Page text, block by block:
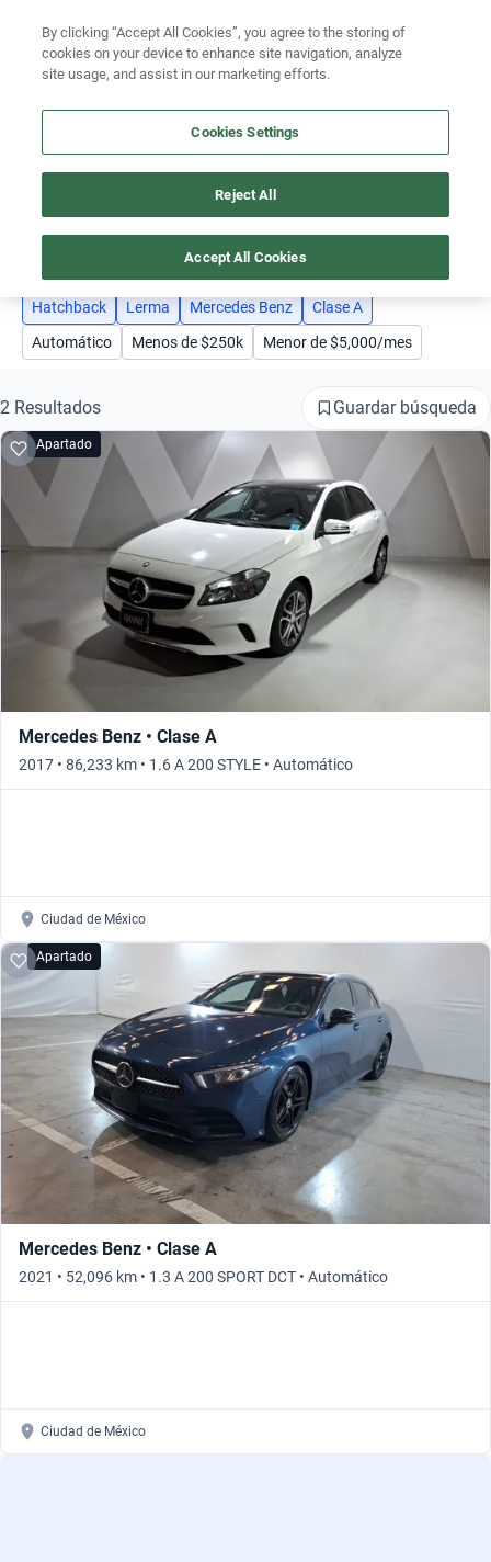
Ubicación
AUTOS MERCEDES BENZ CLASE A LERMA HATCHBACK
Busca por versión
Busca por año
Busca por marca
Busca por modelo
Busca por versión
Busca por año
4
Hatchback Lerma Mercedes Benz
Clase A
Automático
Menos de $250k Menor de $5,000/mes
2 Resultados Guardar búsqueda
Apartado
Mercedes Benz • Clase A
2017 • 86,233 km • 1.6 A 200 STYLE • Automático
Ciudad de México
Apartado
Mercedes Benz • Clase A
2021 • 52,096 km • 1.3 A 200 SPORT DCT • Automático
Ciudad de México
By clicking “Accept All Cookies”, you agree to the storing of
cookies on your device to enhance site navigation, analyze
site usage, and assist in our marketing efforts.
Cookies Settings
Reject All
Accept All Cookies